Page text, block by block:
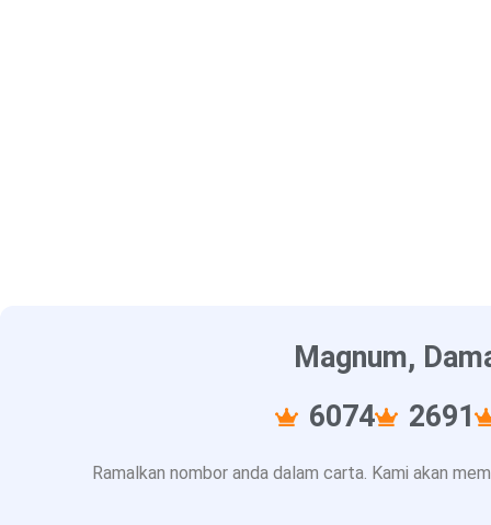
Magnum,
6074
2691
Ramalkan nombor anda dalam carta. Kami akan